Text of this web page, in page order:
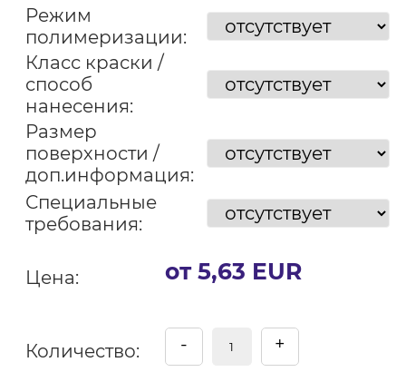
Режим
полимеризации:
Класс краски /
способ
нанесения:
Размер
поверхности /
доп.информация:
Специальные
требования:
Цена: от 5,63 EUR
Количество: - +